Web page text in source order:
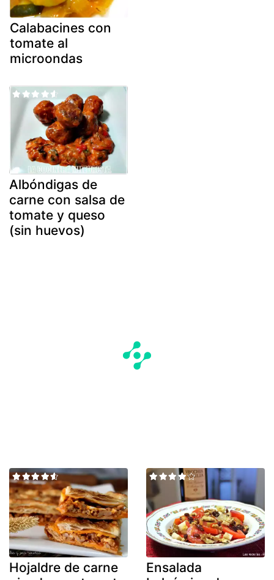
Calabacines con
tomate al
microondas
Albóndigas de
carne con salsa de
tomate y queso
(sin huevos)
Hojaldre de carne
Ensalada